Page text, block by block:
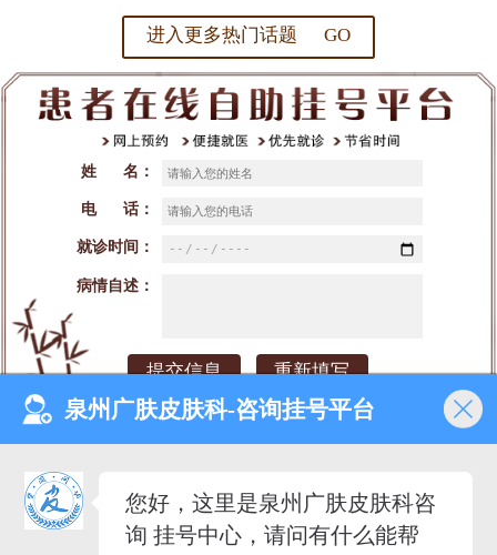
进入更多热门话题 GO
姓 名：
电 话：
就诊时间：
病情自述：
就诊时间：早8：00-晚18：00（节假日不休）
来院地址：泉州市丰泽区泉秀街道泉淮社区田安南路420号
泉州广肤皮肤科-咨询挂号平台
您好，这里是泉州广肤皮肤科咨
询 挂号中心，请问有什么能帮